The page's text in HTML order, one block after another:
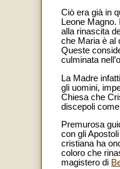
Ciò era già in
Leone
alla rinascita
che Maria è al
Queste
culminata
La Madre
gli uomini,
Chiesa che
discepoli
Premurosa
con gli
cristiana ha
coloro che
magistero di